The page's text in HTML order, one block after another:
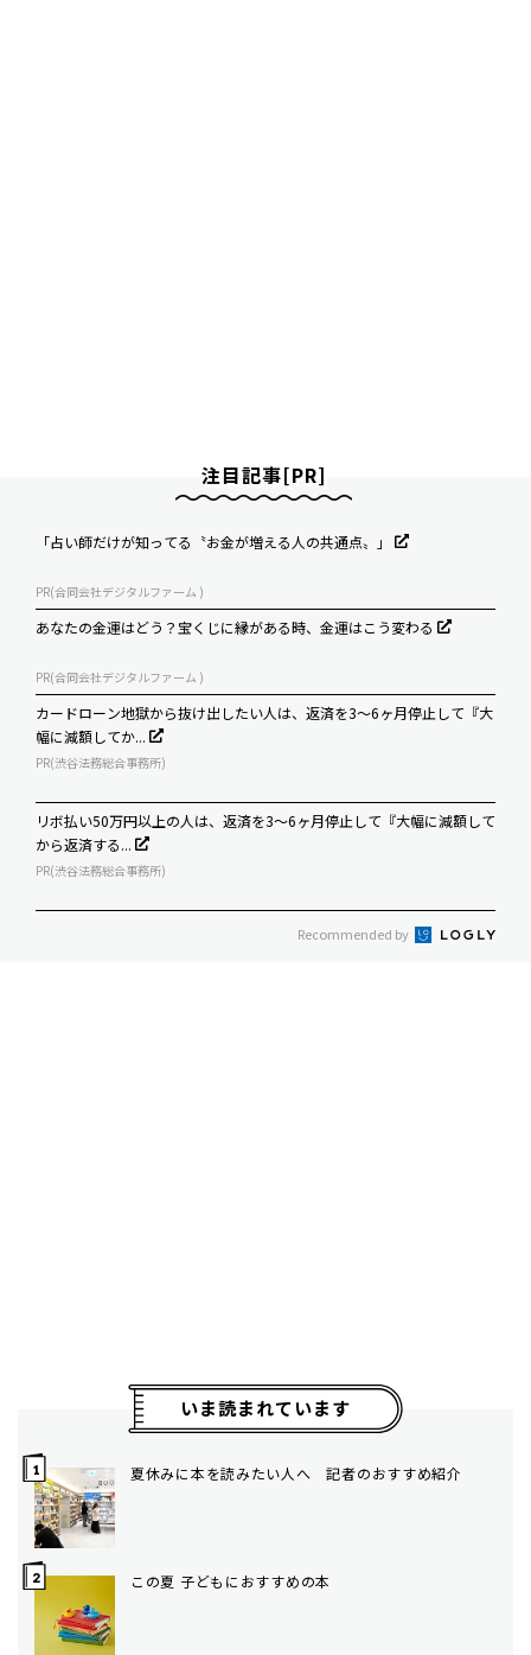
注目記事[PR]
「占い師だけが知ってる〝お金が増える人の共通点〟」
PR(合同会社デジタルファーム )
あなたの金運はどう？宝くじに縁がある時、金運はこう変わる
PR(合同会社デジタルファーム )
カードローン地獄から抜け出したい人は、返済を3～6ヶ月停止して『大
幅に減額してか...
PR(渋谷法務総合事務所)
リボ払い50万円以上の人は、返済を3～6ヶ月停止して『大幅に減額して
から返済する...
PR(渋谷法務総合事務所)
Recommended by
いま読まれています
夏休みに本を読みたい人へ 記者のおすすめ紹介
この夏 子どもにおすすめの本